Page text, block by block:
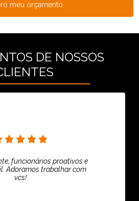
meu orçamento
DE NOSSOS
funcionários proativos e
Adoramos trabalhar com
vcs!